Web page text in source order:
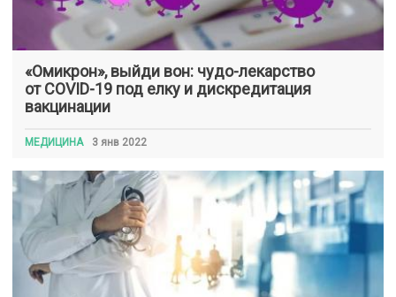
«Омикрон», выйди вон: чудо-лекарство
от COVID-19 под елку и дискредитация
вакцинации
МЕДИЦИНА 3 янв 2022